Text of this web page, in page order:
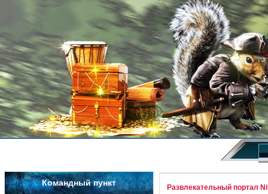
Командный пункт Развлекательный портал